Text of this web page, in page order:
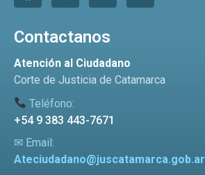
Contactanos
Atención al Ciudadano
Corte de Justicia de Catamarca
Teléfono:
+54 9 383 443-7671
✉ Email:
Ateciudadano@juscatamarca.gob.ar